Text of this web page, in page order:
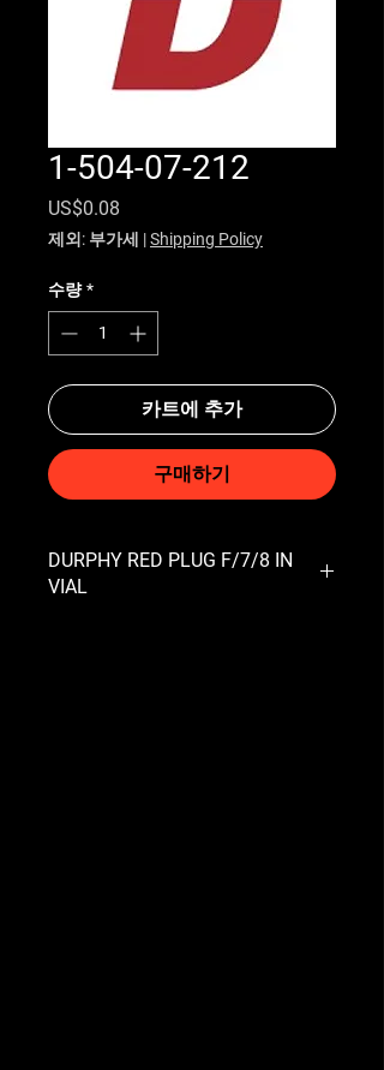
1-504-07-212
US$0.08
제외: 부가세 |Shipping Policy
수량 *
카트에 추가
구매하기
DURPHY RED PLUG F/7/8 IN
VIAL